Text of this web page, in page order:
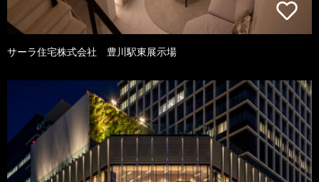
サーラ住宅株式会社 豊川駅東展示場